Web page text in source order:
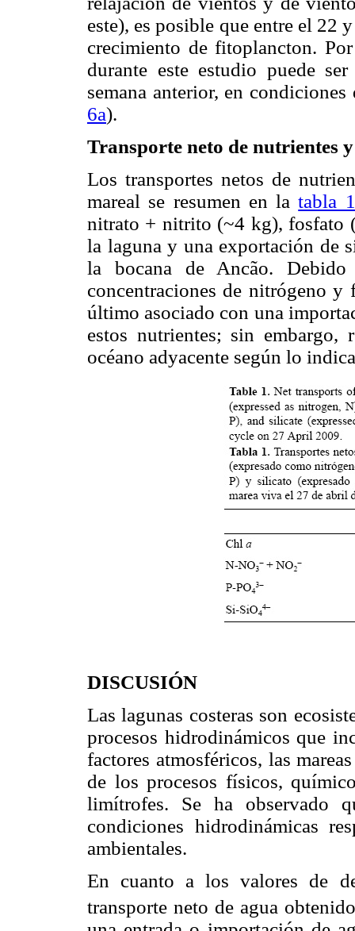
este), es posible que entre el 22
crecimiento de fitoplancton.
durante este estudio puede
semana anterior, en
6a).
Transporte neto de nutrientes
Los transportes netos de
mareal se resumen en latabla 1
nitrato + nitrito (~4 kg),
la laguna y una exportación de
la bocana de Ancão.
concentraciones de nitrógeno y
último asociado con una
estos nutrientes; sin embargo,
océano adyacente según lo
DISCUSIÓN
Las lagunas costeras son
procesos hidrodinámicos que
factores atmosféricos, las
de los procesos físicos,
limítrofes. Se ha observado
condiciones hidrodinámicas
ambientales.
En cuanto a los valores de
transporte neto de agua